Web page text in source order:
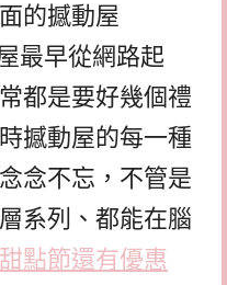
的撼動屋
最早從網路起
都是要好幾個禮
撼動屋的每一種
念不忘，不管是
系列、都能在腦
點節還有優惠